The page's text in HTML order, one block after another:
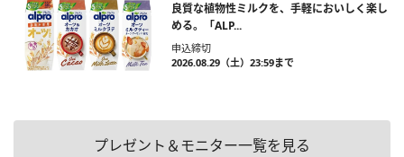
良質な植物性ミルクを、手軽においしく楽し
める。「ALP...
申込締切
2026.08.29（土）23:59まで
プレゼント＆モニター一覧を見る